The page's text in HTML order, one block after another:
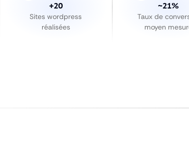
+20
Sites wordpress
réalisées
~21%
Taux de
moyen